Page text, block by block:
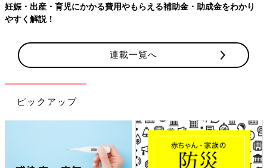
妊娠・出産・育児にかかる費用やもらえる補助金・助成金をわかり
やすく解説！
連載一覧へ
ピックアップ